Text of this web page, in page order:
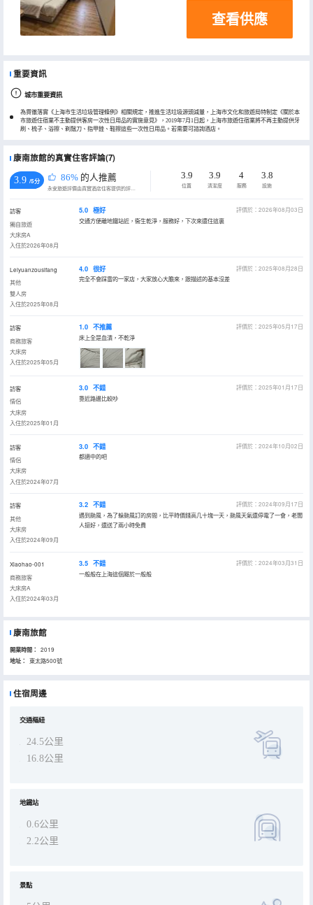
查看供應
重要資訊
城市重要資訊
為貫徹落實《上海市生活垃圾管理條例》相關規定，推進生活垃圾源頭減量，上海市文化和旅遊局特制定《關於本
市旅遊住宿業不主動提供客房一次性日用品的實施意見》，2019年7月1日起，上海市旅遊住宿業將不再主動提供牙
刷、梳子、浴擦、剃鬚刀、指甲銼、鞋擦這些一次性日用品。若需要可諮詢酒店。
康南旅館的真實住客評論(7)
3.9 /5分 86% 的人推薦
永安旅遊評價由真實酒店住客提供的評價。
3.9
位置
3.9
清潔度
4
服務
3.8
設施
訪客
獨自旅遊
大床房A
入住於2026年08月
5.0 極好
評價於：2026年08月03日
交通方便離地鐵站近，衞生乾淨，服務好，下次來還住這裏
Leiyuanzousifang
其他
雙人房
入住於2025年08月
4.0 很好
評價於：2025年08月28日
完全不會踩雷的一家店，大家放心大膽來，跟描述的基本沒差
訪客
商務旅客
大床房
入住於2025年05月
1.0 不推薦
評價於：2025年05月17日
床上全是血漬，不乾淨
訪客
情侶
大床房
入住於2025年01月
3.0 不錯
評價於：2025年01月17日
靠近路邊比較吵
訪客
情侶
大床房
入住於2024年07月
3.0 不錯
評價於：2024年10月02日
都適中的吧
訪客
其他
大床房
入住於2024年09月
3.2 不錯
評價於：2024年09月17日
遇到颱風，為了躲颱風訂的房間，比平時價錢高几十塊一天，颱風天氣還停電了一會，老闆
人挺好，還送了兩小時免費
Xiaohao-001
商務旅客
大床房A
入住於2024年03月
3.5 不錯
評價於：2024年03月31日
一般般在上海這個屬於一般般
康南旅館
開業時間： 2019
地址： 東太路500號
住宿周邊
交通樞紐
24.5公里
16.8公里
地鐵站
0.6公里
2.2公里
景點